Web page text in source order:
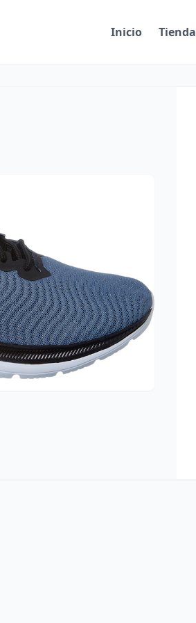
Inicio Tienda